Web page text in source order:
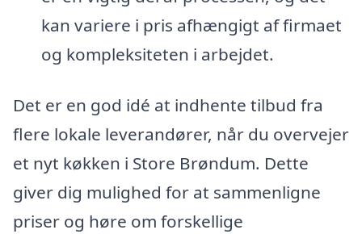
kan variere i pris afhængigt af firmaet
og kompleksiteten i arbejdet.
Det er en god idé at indhente tilbud fra
flere lokale leverandører, når du overvejer
et nyt køkken i Store Brøndum. Dette
giver dig mulighed for at sammenligne
priser og høre om forskellige